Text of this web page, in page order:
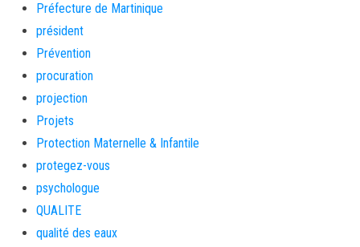
Préfecture de Martinique
président
Prévention
procuration
projection
Projets
Protection Maternelle & Infantile
protegez-vous
psychologue
QUALITE
qualité des eaux